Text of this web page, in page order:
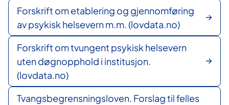
Forskrift om etablering og gjennomføring
av psykisk helsevern m.m. (lovdata.no)
Forskrift om tvungent psykisk helsevern
uten døgnopphold i institusjon.
(lovdata.no)
Tvangsbegrensningsloven. Forslag til felles